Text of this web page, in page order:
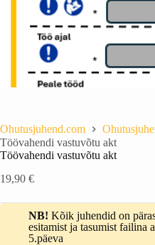
Ohutusjuhend.com
Töövahendi vastuvõtu akt
Töövahendi vastuvõtu akt
19,90 €
NB! Kõik juhendid on
esitamist ja tasumist failina
5.päeva